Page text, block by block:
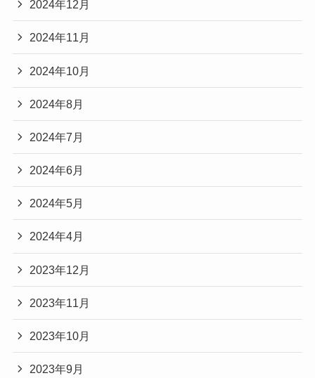
2024年12月
2024年11月
2024年10月
2024年8月
2024年7月
2024年6月
2024年5月
2024年4月
2023年12月
2023年11月
2023年10月
2023年9月